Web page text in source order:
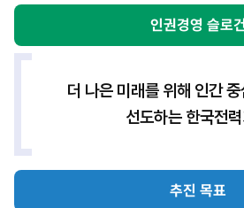
인권경영
테이블
인권경영 슬로
더 나은 미래를 위해 인간
선도하는 한국전
추진 목표